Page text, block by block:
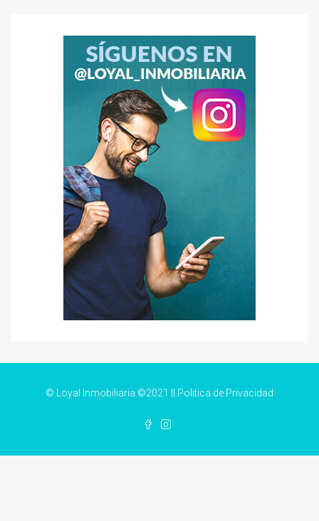
© Loyal Inmobiliaria ©2021 || Politica de Privacidad